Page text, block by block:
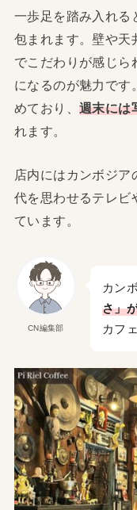
一歩足を踏み入れる
包まれます。壁や天
でこだわりが感じら
になるのが魅力です
めており、 週末には
れます。
店内にはカンボジ
代を思わせるテレビ
ています。
CN編集部
カン
さ」
カフ